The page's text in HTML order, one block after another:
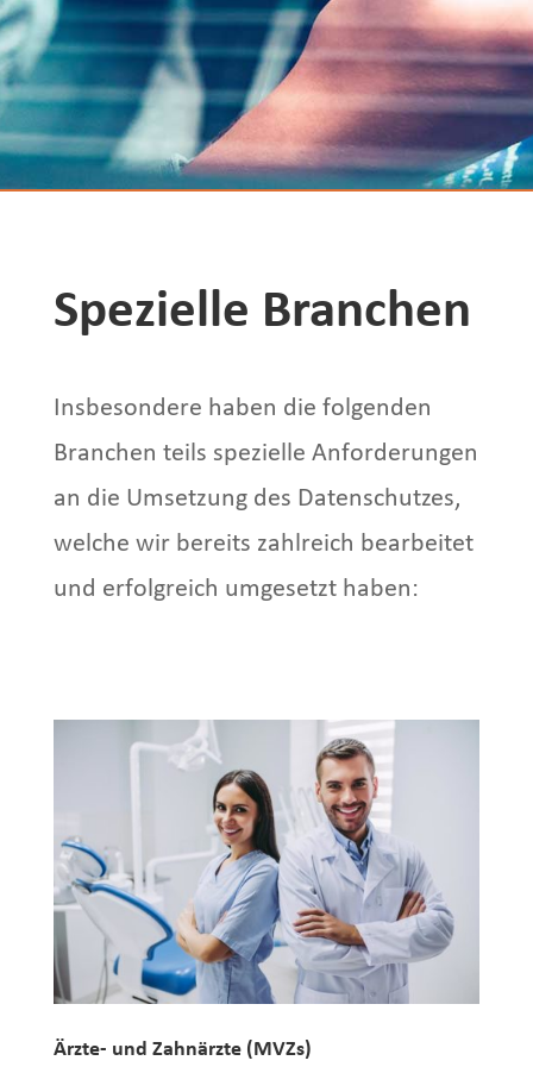
Spezielle Branchen
Insbesondere haben die folgenden
Branchen teils spezielle Anforderungen
an die Umsetzung des Datenschutzes,
welche wir bereits zahlreich bearbeitet
und erfolgreich umgesetzt haben:
Ärzte- und Zahnärzte (MVZs)